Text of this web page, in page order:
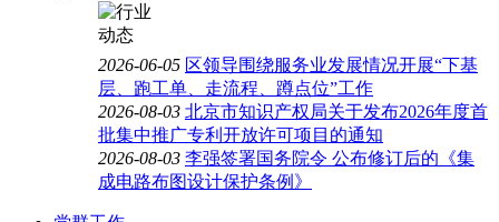
2026-06-05 区领导围绕服务业发展情况开展“下基
层、跑工单、走流程、蹲点位”工作
2026-08-03 北京市知识产权局关于发布2026年度首
批集中推广专利开放许可项目的通知
2026-08-03 李强签署国务院令 公布修订后的《集
成电路布图设计保护条例》